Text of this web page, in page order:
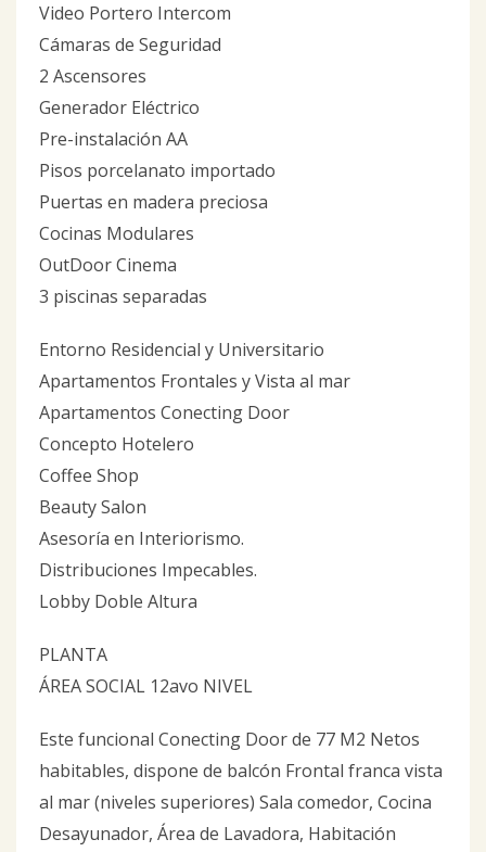
Video Portero Intercom
Cámaras de Seguridad
2 Ascensores
Generador Eléctrico
Pre-instalación AA
Pisos porcelanato importado
Puertas en madera preciosa
Cocinas Modulares
OutDoor Cinema
3 piscinas separadas
Entorno Residencial y Universitario
Apartamentos Frontales y Vista al mar
Apartamentos Conecting Door
Concepto Hotelero
Coffee Shop
Beauty Salon
Asesoría en Interiorismo.
Distribuciones Impecables.
Lobby Doble Altura
PLANTA
ÁREA SOCIAL 12avo NIVEL
Este funcional Conecting Door de 77 M2 Netos
habitables, dispone de balcón Frontal franca vista
al mar (niveles superiores) Sala comedor, Cocina
Desayunador, Área de Lavadora, Habitación